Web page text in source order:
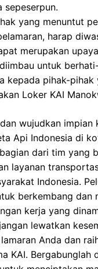
sepeserpun.
yang menuntut
harap
merupakan
untuk
kepada pihak-pihak
Loker KAI
wujudkan impian
Api Indonesia di
dari tim yang
layanan
Indonesia.
berkembang dan
kerja yang
lewatkan
Anda dan
KAI. Bergabunglah